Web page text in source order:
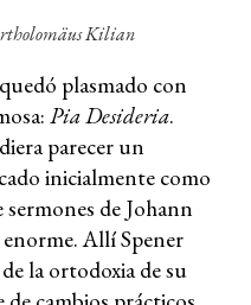
Kilian
plasmado con
Pia Desideria.
parecer un
inicialmente como
de Johann
Allí Spener
la ortodoxia de su